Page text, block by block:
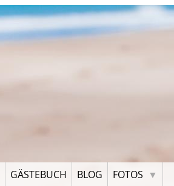
GÄSTEBUCH BLOG
FOTOS